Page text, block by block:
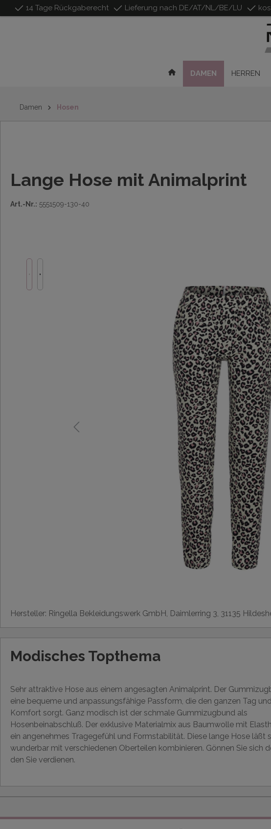
springen
14 Tage Rückgaberecht Lieferung nach DE/AT/NL/BE/LU
DAMEN HERREN
Damen Hosen
Lange Hose mit Animalprint
Art.-Nr.: 5551509-130-40
Hersteller: Ringella Bekleidungswerk GmbH, Daimlerring 3, 31135
Modisches Topthema
Sehr attraktive Hose aus einem angesagten Animalprint. Der
eine bequeme und anpassungsfähige Passform, die den ganzen Tag
Komfort sorgt. Ganz modisch ist der schmale Gummizugbund als
Hosenbeinabschluß. Der exklusive Materialmix aus Baumwolle mit
ein angenehmes Tragegefühl und Formstabilität. Diese lange Hose läßt
wunderbar mit verschiedenen Oberteilen kombinieren. Gönnen Sie sich
den Sie verdienen.